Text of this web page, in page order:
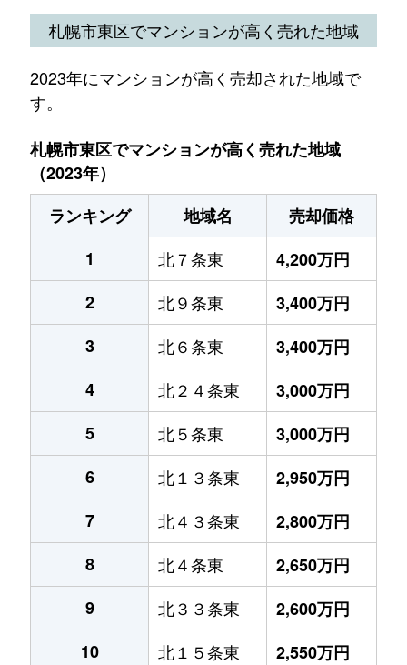
札幌市東区でマンションが高く売れた地域
2023年にマンションが高く売却された地域で
す。
札幌市東区でマンションが高く売れた地域
（2023年）
ランキング
地域名
売却価格
1
北７条東
4,200万円
2
北９条東
3,400万円
3
北６条東
3,400万円
4
北２４条東
3,000万円
5
北５条東
3,000万円
6
北１３条東
2,950万円
7
北４３条東
2,800万円
8
北４条東
2,650万円
9
北３３条東
2,600万円
10
北１５条東 2,550万円